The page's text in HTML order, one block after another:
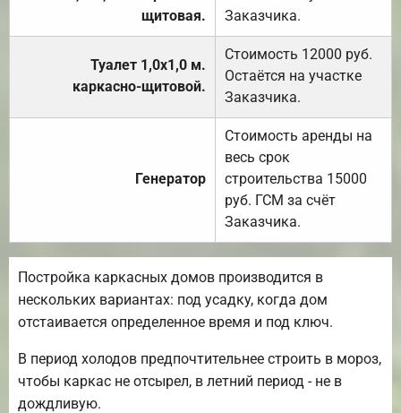
щитовая.
Заказчика.
Туалет 1,0х1,0 м.
каркасно-щитовой.
Стоимость 12000 руб.
Остаётся на участке
Заказчика.
Генератор
Стоимость аренды на
весь срок
строительства 15000
руб. ГСМ за счёт
Заказчика.
Постройка каркасных домов производится в
нескольких вариантах: под усадку, когда дом
отстаивается определенное время и под ключ.
В период холодов предпочтительнее строить в мороз,
чтобы каркас не отсырел, в летний период - не в
дождливую.